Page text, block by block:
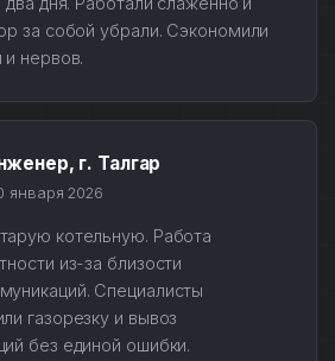
за собой убрали. Сэкономили
нервов.
г. Талгар
января 2026
котельную. Работа
из-за близости
Специалисты
газорезку и вывоз
без единой ошибки.